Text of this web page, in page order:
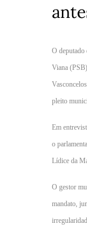
O deputado
Viana
pleito
Em
o
Lídice da
O gestor
mandato,